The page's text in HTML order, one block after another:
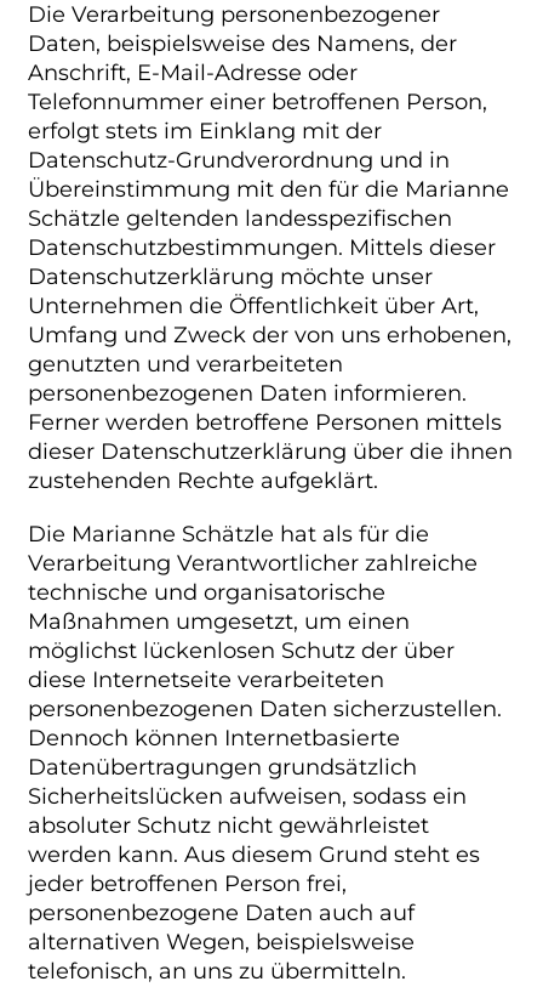
Die Verarbeitung personenbezogener
Daten, beispielsweise des Namens, der
Anschrift, E-Mail-Adresse oder
Telefonnummer einer betroffenen Person,
erfolgt stets im Einklang mit der
Datenschutz-Grundverordnung und in
Übereinstimmung mit den für die Marianne
Schätzle geltenden landesspezifischen
Datenschutzbestimmungen. Mittels dieser
Datenschutzerklärung möchte unser
Unternehmen die Öffentlichkeit über Art,
Umfang und Zweck der von uns erhobenen,
genutzten und verarbeiteten
personenbezogenen Daten informieren.
Ferner werden betroffene Personen mittels
dieser Datenschutzerklärung über die ihnen
zustehenden Rechte aufgeklärt.
Die Marianne Schätzle hat als für die
Verarbeitung Verantwortlicher zahlreiche
technische und organisatorische
Maßnahmen umgesetzt, um einen
möglichst lückenlosen Schutz der über
diese Internetseite verarbeiteten
personenbezogenen Daten sicherzustellen.
Dennoch können Internetbasierte
Datenübertragungen grundsätzlich
Sicherheitslücken aufweisen, sodass ein
absoluter Schutz nicht gewährleistet
werden kann. Aus diesem Grund steht es
jeder betroffenen Person frei,
personenbezogene Daten auch auf
alternativen Wegen, beispielsweise
telefonisch, an uns zu übermitteln.